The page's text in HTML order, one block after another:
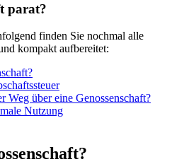
parat?
finden Sie nochmal alle
kompakt aufbereitet:
Weg über eine Genossenschaft?
Nutzung